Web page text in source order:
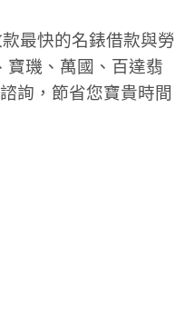
最快的名錶借款與勞
寶璣、萬國、百達翡
詢，節省您寶貴時間